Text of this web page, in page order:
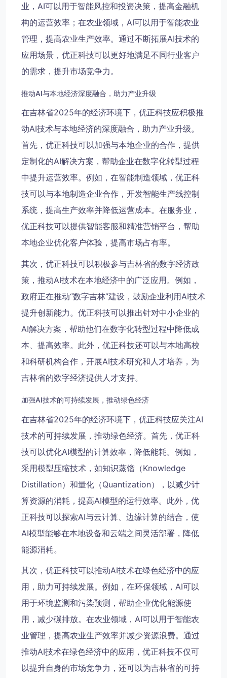
业，AI可以用于智能风控和投资决策，提高金融机
构的运营效率；在农业领域，AI可以用于智能农业
管理，提高农业生产效率。通过不断拓展AI技术的
应用场景，优正科技可以更好地满足不同行业客户
的需求，提升市场竞争力。
推动AI与本地经济深度融合，助力产业升级
在吉林省2025年的经济环境下，优正科技应积极推
动AI技术与本地经济的深度融合，助力产业升级。
首先，优正科技可以加强与本地企业的合作，提供
定制化的AI解决方案，帮助企业在数字化转型过程
中提升运营效率。例如，在智能制造领域，优正科
技可以与本地制造企业合作，开发智能生产线控制
系统，提高生产效率并降低运营成本。在服务业，
优正科技可以提供智能客服和精准营销平台，帮助
本地企业优化客户体验，提高市场占有率。
其次，优正科技可以积极参与吉林省的数字经济政
策，推动AI技术在本地经济中的广泛应用。例如，
政府正在推动“数字吉林”建设，鼓励企业利用AI技术
提升创新能力。优正科技可以推出针对中小企业的
AI解决方案，帮助他们在数字化转型过程中降低成
本、提高效率。此外，优正科技还可以与本地高校
和科研机构合作，开展AI技术研究和人才培养，为
吉林省的数字经济提供人才支持。
加强AI技术的可持续发展，推动绿色经济
在吉林省2025年的经济环境下，优正科技应关注AI
技术的可持续发展，推动绿色经济。首先，优正科
技可以优化AI模型的计算效率，降低能耗。例如，
采用模型压缩技术，如知识蒸馏（Knowledge
Distillation）和量化（Quantization），以减少计
算资源的消耗，提高AI模型的运行效率。此外，优
正科技可以探索AI与云计算、边缘计算的结合，使
AI模型能够在本地设备和云端之间灵活部署，降低
能源消耗。
其次，优正科技可以推动AI技术在绿色经济中的应
用，助力可持续发展。例如，在环保领域，AI可以
用于环境监测和污染预测，帮助企业优化能源使
用，减少碳排放。在农业领域，AI可以用于智能农
业管理，提高农业生产效率并减少资源浪费。通过
推动AI技术在绿色经济中的应用，优正科技不仅可
以提升自身的市场竞争力，还可以为吉林省的可持